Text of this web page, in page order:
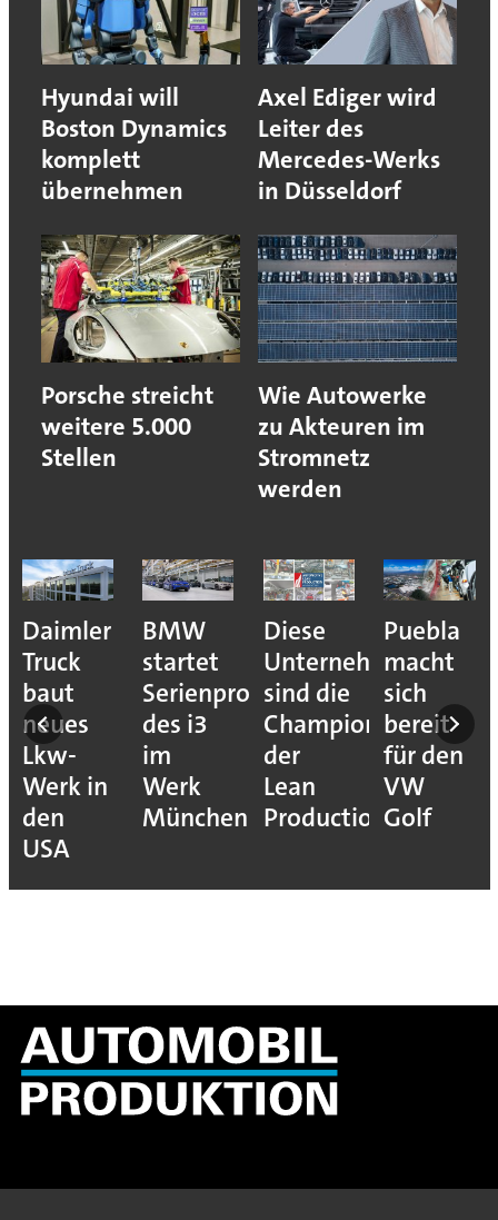
Hyundai will
Boston Dynamics
komplett
übernehmen
Axel Ediger wird
Leiter des
Mercedes-Werks
in Düsseldorf
Porsche streicht
weitere 5.000
Stellen
Wie Autowerke
zu Akteuren im
Stromnetz
werden
Daimler
Truck
baut
neues
Lkw-
Werk in
den
USA
BMW
startet
Serienproduktion
des i3
im
Werk
München
Diese
Unternehmen
sind die
Champions
der
Lean
Production
Puebla
macht
sich
bereit
für den
VW
Golf